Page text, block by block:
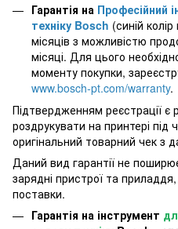
Гарантія на Професійний
техніку Bosch (синій
місяців з можливістю
місяці. Для цього
моменту покупки,
www.bosch-pt.com/warranty.
Підтвердженням реєстрації є
роздрукувати на принтері під
оригінальний товарний чек з
Даний вид гарантії не
зарядні пристрої та
поставки.
Гарантія на інструмент